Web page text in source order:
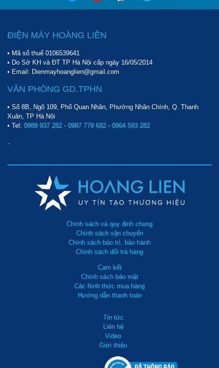
ĐIỆN MÁY HOÀNG LIÊN
• Mã số thuế 0106539641
• Do Sở KH và ĐT TP Hà Nội cấp ngày 16/05/2014
• Email: Dienmayhoanglien@gmail.com
VĂN PHÒNG GD.TPHN
• Số 8B, Ngõ 109, Phố Quan Nhân, Phường Nhân Chính, Q. Thanh
Xuân, TP Hà Nội
• Tel: 0989 937 282 - 0987 779 682 - 0964 593 282
-
Chính sách và quy định chung
Chính sách vận chuyển
Chính sách bảo trì, bảo hành
Chính sách đổi trả hàng
Cam kết
Chính sách bảo mật
Các hình thức mua hàng
Hướng dẫn thanh toán
Tin tức
Liên hệ
Video
Giới thiệu